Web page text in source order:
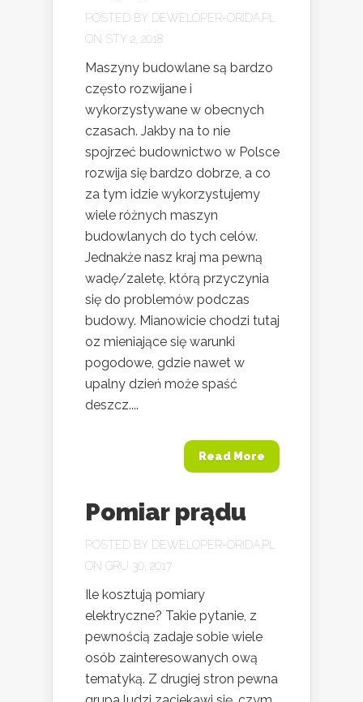
POSTED BY DEWELOPER-ORIDA.PL
ON STY 2, 2018
Maszyny budowlane są bardzo
często rozwijane i
wykorzystywane w obecnych
czasach. Jakby na to nie
spojrzeć budownictwo w Polsce
rozwija się bardzo dobrze, a co
za tym idzie wykorzystujemy
wiele różnych maszyn
budowlanych do tych celów.
Jednakże nasz kraj ma pewną
wadę/zaletę, którą przyczynia
się do problemów podczas
budowy. Mianowicie chodzi tutaj
oz mieniające się warunki
pogodowe, gdzie nawet w
upalny dzień może spaść
deszcz....
Read More
Pomiar prądu
POSTED BY DEWELOPER-ORIDA.PL
ON GRU 30, 2017
Ile kosztują pomiary
elektryczne? Takie pytanie, z
pewnością zadaje sobie wiele
osób zainteresowanych ową
tematyką. Z drugiej stron pewna